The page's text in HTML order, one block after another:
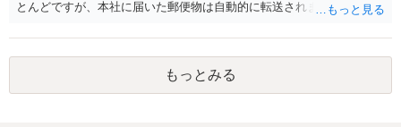
とんどですが、本社に届いた郵便物は自動的に転送されます。 内容証
すのが通例です。 なお、信用情報において三井住友カード株式会社が
債権者として表示されていればそこへ送るのが正解だとは思います
が、同社が貸付や立替によって取得した債権は完全子会社であるSMB
Cコンシューマーファイナンス株式会社が保有・管理していることが通
もっとみる